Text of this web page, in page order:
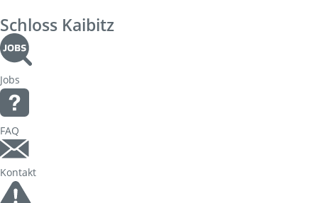
Schloss Kaibitz
Jobs
FAQ
Kontakt